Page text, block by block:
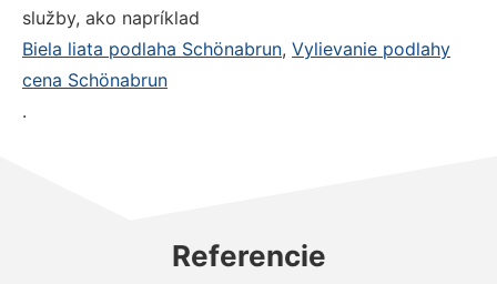
služby, ako napríklad
Biela liata podlaha Schönabrun, Vylievanie podlahy
cena Schönabrun
.
Referencie